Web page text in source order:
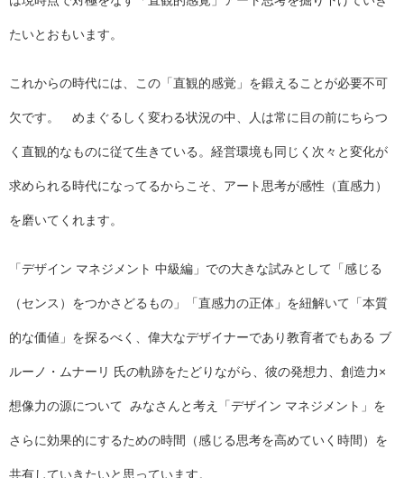
たいとおもいます。
これからの時代には、この「直観的感覚」を鍛えることが必要不可
欠です。 めまぐるしく変わる状況の中、人は常に目の前にちらつ
く直観的なものに従て生きている。経営環境も同じく次々と変化が
求められる時代になってるからこそ、アート思考が感性（直感力）
を磨いてくれます。
「デザイン マネジメント 中級編」での大きな試みとして「感じる
（センス）をつかさどるもの」「直感力の正体」を紐解いて「本質
的な価値」を探るべく、偉大なデザイナーであり教育者でもある ブ
ルーノ・ムナーリ 氏の軌跡をたどりながら、彼の発想力、創造力×
想像力の源について みなさんと考え「デザイン マネジメント」を
さらに効果的にするための時間（感じる思考を高めていく時間）を
共有していきたいと思っています。